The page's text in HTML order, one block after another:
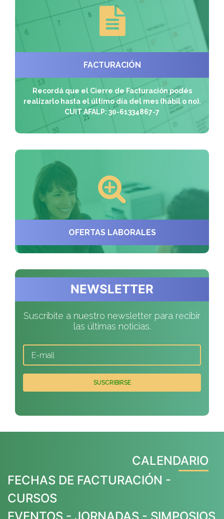
FACTURACIÓN
Recordá que el Cierre de Facturación podés
realizarlo hasta el último día del mes (hábil o no).
CUIT AFALP: 30-61334867-7
OFERTAS LABORALES
NEWSLETTER
Suscribite a nuestro newsletter para recibir
las últimas noticias.
CALENDARIO
FECHAS DE FACTURACIÓN -
CURSOS